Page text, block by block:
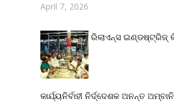
April 7, 2026
ରିଲାଏନ୍‌ସ ଇଣ୍ଡଷ୍ଟ୍ରିଜ୍
କାର୍ଯ୍ୟନିର୍ବାହୀ ନିର୍ଦ୍ଦେଶକ ଅନନ୍ତ